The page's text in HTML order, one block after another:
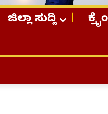
ಜಿಲ್ಲಾ ಸುದ್ದಿ ಕ್ರೈಂ